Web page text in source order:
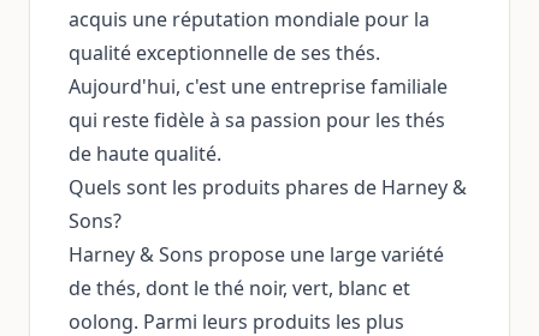
acquis une réputation mondiale pour la
qualité exceptionnelle de ses thés.
Aujourd'hui, c'est une entreprise familiale
qui reste fidèle à sa passion pour les thés
de haute qualité.
Quels sont les produits phares de Harney &
Sons?
Harney & Sons propose une large variété
de thés, dont le thé noir, vert, blanc et
oolong. Parmi leurs produits les plus